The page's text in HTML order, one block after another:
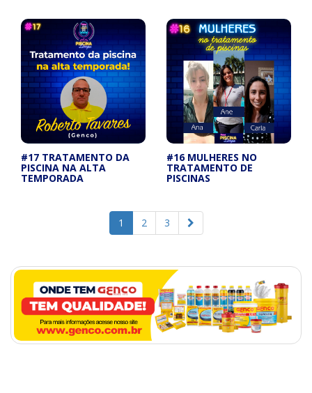
#17 TRATAMENTO DA
PISCINA NA ALTA
TEMPORADA
#16 MULHERES NO
TRATAMENTO DE
PISCINAS
1 2 3